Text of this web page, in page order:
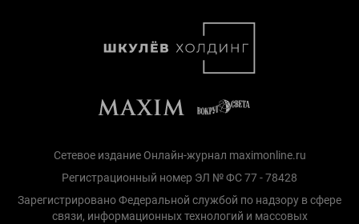
Сетевое издание Онлайн-журнал maximonline.ru
Регистрационный номер ЭЛ № ФС 77 - 78428
Зарегистрировано Федеральной службой по надзору в сфере
связи, информационных технологий и массовых